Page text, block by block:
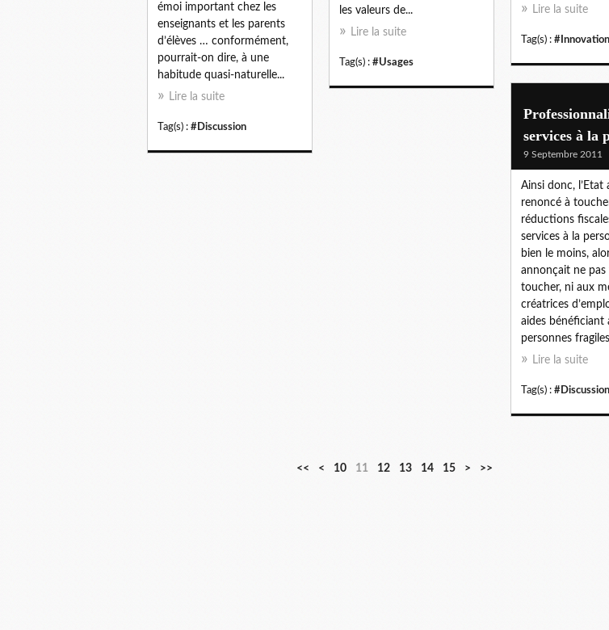
Lire la suite
Tag(s) : #Innovation
les valeurs de...
Lire la suite
Tag(s) : #Usages
émoi important chez les
enseignants et les parents
d’élèves … conformément,
pourrait-on dire, à une
habitude quasi-naturelle...
Lire la suite
Tag(s) : #Discussion
services à la
9 Septembre 2011
Ainsi donc, l’Etat
renoncé à
réductions
services à la
bien le moins,
annonçait ne
toucher, ni aux
créatrices
aides bénéficiant
personnes
Lire la suite
Tag(s) : #Discussion
<< < 10 11 12 13 14 15 > >>